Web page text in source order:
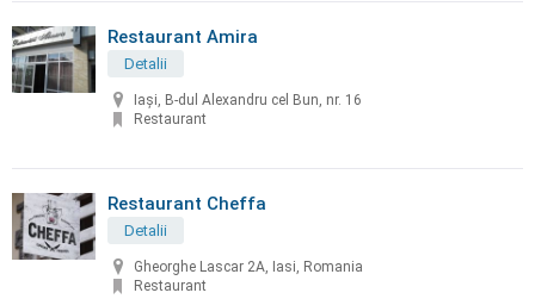
Restaurant Amira
Detalii
Iași, B-dul Alexandru cel Bun, nr. 16
Restaurant
Restaurant Cheffa
Detalii
Gheorghe Lascar 2A, Iasi, Romania
Restaurant